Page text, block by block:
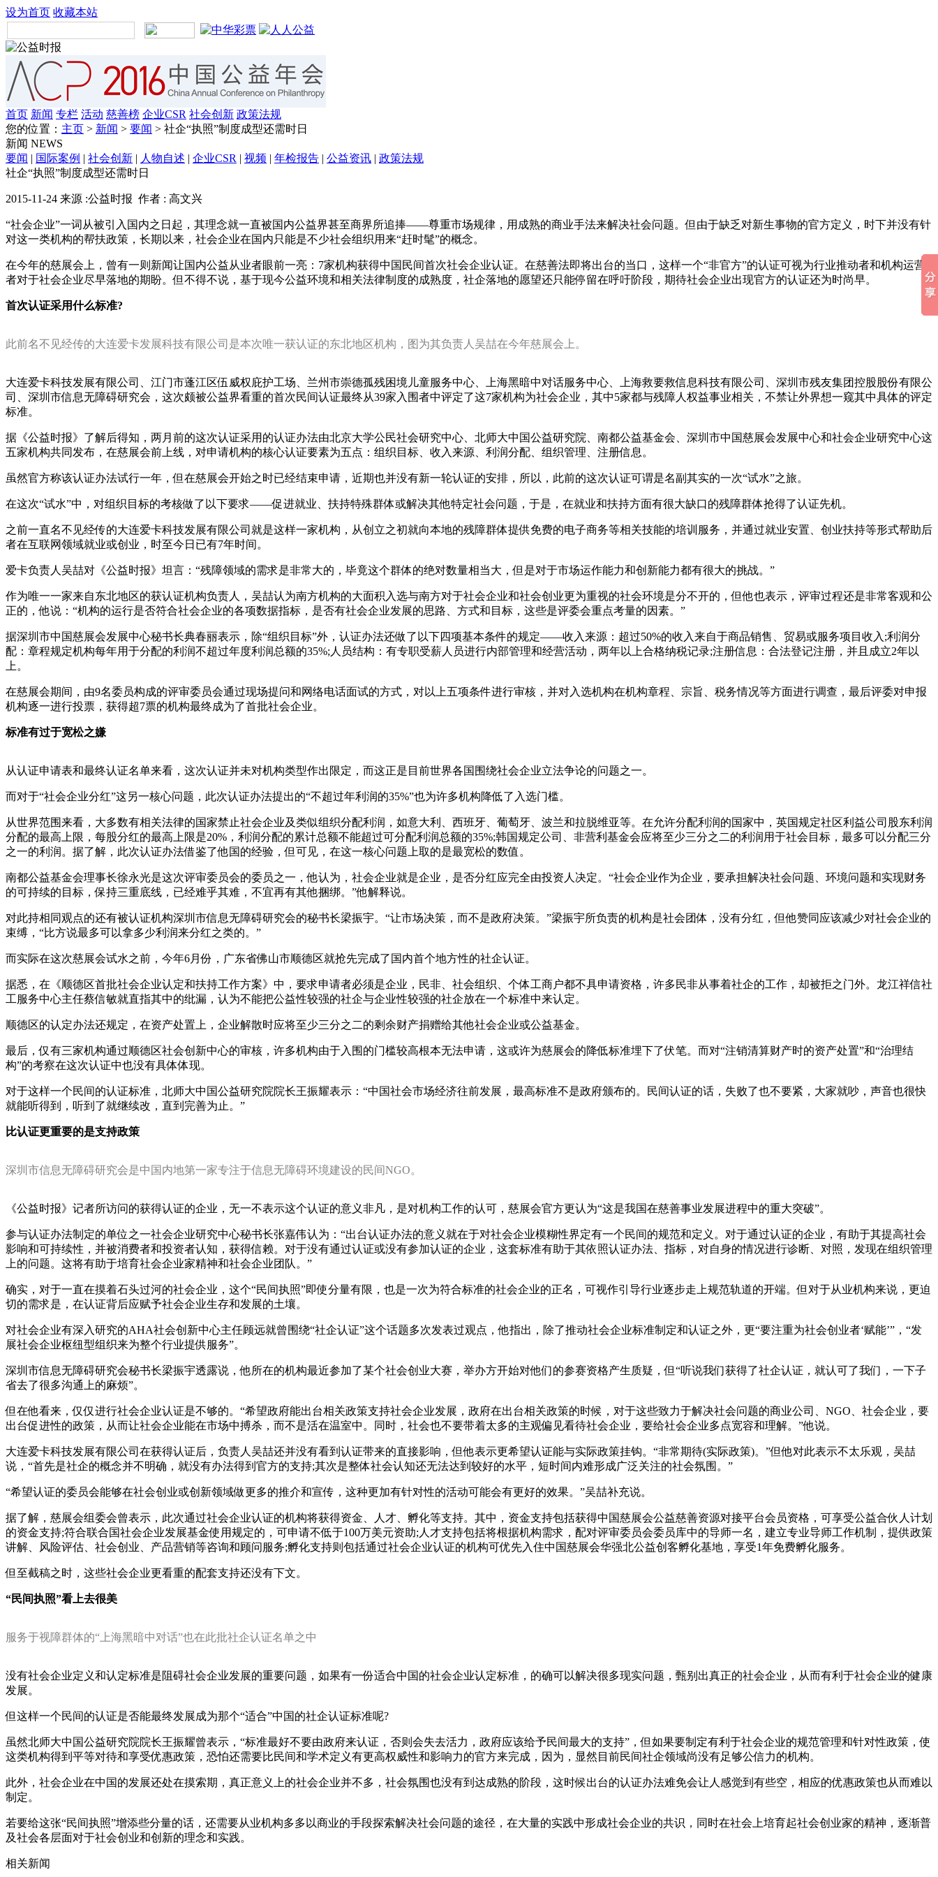
设为首页 收藏本站
首页 新闻 专栏 活动 慈善榜 企业CSR 社会创新 政策法规
您的位置： 主页 > 新闻 > 要闻 > 社企“执照”制度成型还需时日
新闻 NEWS
要闻 | 国际案例 | 社会创新 | 人物自述 | 企业CSR | 视频 | 年检报告 | 公益资讯 | 政策法规
社企“执照”制度成型还需时日
2015-11-24 来源 :公益时报 作者 : 高文兴
“社会企业”一词从被引入国内之日起，其理念就一直被国内公益界甚至商界所追捧——尊重市场规律，用成熟的商业手法来解决社会问题。但由于缺乏对新生事物的官方定义，时下并没有针
对这一类机构的帮扶政策，长期以来，社会企业在国内只能是不少社会组织用来“赶时髦”的概念。
在今年的慈展会上，曾有一则新闻让国内公益从业者眼前一亮：7家机构获得中国民间首次社会企业认证。在慈善法即将出台的当口，这样一个“非官方”的认证可视为行业推动者和机构运营
者对于社会企业尽早落地的期盼。但不得不说，基于现今公益环境和相关法律制度的成熟度，社企落地的愿望还只能停留在呼吁阶段，期待社会企业出现官方的认证还为时尚早。
首次认证采用什么标准?
此前名不见经传的大连爱卡发展科技有限公司是本次唯一获认证的东北地区机构，图为其负责人吴喆在今年慈展会上。
大连爱卡科技发展有限公司、江门市蓬江区伍威权庇护工场、兰州市崇德孤残困境儿童服务中心、上海黑暗中对话服务中心、上海救要救信息科技有限公司、深圳市残友集团控股股份有限公
司、深圳市信息无障碍研究会，这次颇被公益界看重的首次民间认证最终从39家入围者中评定了这7家机构为社会企业，其中5家都与残障人权益事业相关，不禁让外界想一窥其中具体的评定
标准。
据《公益时报》了解后得知，两月前的这次认证采用的认证办法由北京大学公民社会研究中心、北师大中国公益研究院、南都公益基金会、深圳市中国慈展会发展中心和社会企业研究中心这
五家机构共同发布，在慈展会前上线，对申请机构的核心认证要素为五点：组织目标、收入来源、利润分配、组织管理、注册信息。
虽然官方称该认证办法试行一年，但在慈展会开始之时已经结束申请，近期也并没有新一轮认证的安排，所以，此前的这次认证可谓是名副其实的一次“试水”之旅。
在这次“试水”中，对组织目标的考核做了以下要求——促进就业、扶持特殊群体或解决其他特定社会问题，于是，在就业和扶持方面有很大缺口的残障群体抢得了认证先机。
之前一直名不见经传的大连爱卡科技发展有限公司就是这样一家机构，从创立之初就向本地的残障群体提供免费的电子商务等相关技能的培训服务，并通过就业安置、创业扶持等形式帮助后
者在互联网领域就业或创业，时至今日已有7年时间。
爱卡负责人吴喆对《公益时报》坦言：“残障领域的需求是非常大的，毕竟这个群体的绝对数量相当大，但是对于市场运作能力和创新能力都有很大的挑战。”
作为唯一一家来自东北地区的获认证机构负责人，吴喆认为南方机构的大面积入选与南方对于社会企业和社会创业更为重视的社会环境是分不开的，但他也表示，评审过程还是非常客观和公
正的，他说：“机构的运行是否符合社会企业的各项数据指标，是否有社会企业发展的思路、方式和目标，这些是评委会重点考量的因素。”
据深圳市中国慈展会发展中心秘书长典春丽表示，除“组织目标”外，认证办法还做了以下四项基本条件的规定——收入来源：超过50%的收入来自于商品销售、贸易或服务项目收入;利润分
配：章程规定机构每年用于分配的利润不超过年度利润总额的35%;人员结构：有专职受薪人员进行内部管理和经营活动，两年以上合格纳税记录;注册信息：合法登记注册，并且成立2年以
上。
在慈展会期间，由9名委员构成的评审委员会通过现场提问和网络电话面试的方式，对以上五项条件进行审核，并对入选机构在机构章程、宗旨、税务情况等方面进行调查，最后评委对申报
机构逐一进行投票，获得超7票的机构最终成为了首批社会企业。
标准有过于宽松之嫌
从认证申请表和最终认证名单来看，这次认证并未对机构类型作出限定，而这正是目前世界各国围绕社会企业立法争论的问题之一。
而对于“社会企业分红”这另一核心问题，此次认证办法提出的“不超过年利润的35%”也为许多机构降低了入选门槛。
从世界范围来看，大多数有相关法律的国家禁止社会企业及类似组织分配利润，如意大利、西班牙、葡萄牙、波兰和拉脱维亚等。在允许分配利润的国家中，英国规定社区利益公司股东利润
分配的最高上限，每股分红的最高上限是20%，利润分配的累计总额不能超过可分配利润总额的35%;韩国规定公司、非营利基金会应将至少三分之二的利润用于社会目标，最多可以分配三分
之一的利润。据了解，此次认证办法借鉴了他国的经验，但可见，在这一核心问题上取的是最宽松的数值。
南都公益基金会理事长徐永光是这次评审委员会的委员之一，他认为，社会企业就是企业，是否分红应完全由投资人决定。“社会企业作为企业，要承担解决社会问题、环境问题和实现财务
的可持续的目标，保持三重底线，已经难乎其难，不宜再有其他捆绑。”他解释说。
对此持相同观点的还有被认证机构深圳市信息无障碍研究会的秘书长梁振宇。“让市场决策，而不是政府决策。”梁振宇所负责的机构是社会团体，没有分红，但他赞同应该减少对社会企业的
束缚，“比方说最多可以拿多少利润来分红之类的。”
而实际在这次慈展会试水之前，今年6月份，广东省佛山市顺德区就抢先完成了国内首个地方性的社企认证。
据悉，在《顺德区首批社会企业认定和扶持工作方案》中，要求申请者必须是企业，民非、社会组织、个体工商户都不具申请资格，许多民非从事着社企的工作，却被拒之门外。龙江祥信社
工服务中心主任蔡信敏就直指其中的纰漏，认为不能把公益性较强的社企与企业性较强的社企放在一个标准中来认定。
顺德区的认定办法还规定，在资产处置上，企业解散时应将至少三分之二的剩余财产捐赠给其他社会企业或公益基金。
最后，仅有三家机构通过顺德区社会创新中心的审核，许多机构由于入围的门槛较高根本无法申请，这或许为慈展会的降低标准埋下了伏笔。而对“注销清算财产时的资产处置”和“治理结
构”的考察在这次认证中也没有具体体现。
对于这样一个民间的认证标准，北师大中国公益研究院院长王振耀表示：“中国社会市场经济往前发展，最高标准不是政府颁布的。民间认证的话，失败了也不要紧，大家就吵，声音也很快
就能听得到，听到了就继续改，直到完善为止。”
比认证更重要的是支持政策
深圳市信息无障碍研究会是中国内地第一家专注于信息无障碍环境建设的民间NGO。
《公益时报》记者所访问的获得认证的企业，无一不表示这个认证的意义非凡，是对机构工作的认可，慈展会官方更认为“这是我国在慈善事业发展进程中的重大突破”。
参与认证办法制定的单位之一社会企业研究中心秘书长张嘉伟认为：“出台认证办法的意义就在于对社会企业模糊性界定有一个民间的规范和定义。对于通过认证的企业，有助于其提高社会
影响和可持续性，并被消费者和投资者认知，获得信赖。对于没有通过认证或没有参加认证的企业，这套标准有助于其依照认证办法、指标，对自身的情况进行诊断、对照，发现在组织管理
上的问题。这将有助于培育社会企业家精神和社会企业团队。”
确实，对于一直在摸着石头过河的社会企业，这个“民间执照”即使分量有限，也是一次为符合标准的社会企业的正名，可视作引导行业逐步走上规范轨道的开端。但对于从业机构来说，更迫
切的需求是，在认证背后应赋予社会企业生存和发展的土壤。
对社会企业有深入研究的AHA社会创新中心主任顾远就曾围绕“社企认证”这个话题多次发表过观点，他指出，除了推动社会企业标准制定和认证之外，更“要注重为社会创业者‘赋能’”，“发
展社会企业枢纽型组织来为整个行业提供服务”。
深圳市信息无障碍研究会秘书长梁振宇透露说，他所在的机构最近参加了某个社会创业大赛，举办方开始对他们的参赛资格产生质疑，但“听说我们获得了社企认证，就认可了我们，一下子
省去了很多沟通上的麻烦”。
但在他看来，仅仅进行社会企业认证是不够的。“希望政府能出台相关政策支持社会企业发展，政府在出台相关政策的时候，对于这些致力于解决社会问题的商业公司、NGO、社会企业，要
出台促进性的政策，从而让社会企业能在市场中搏杀，而不是活在温室中。同时，社会也不要带着太多的主观偏见看待社会企业，要给社会企业多点宽容和理解。”他说。
大连爱卡科技发展有限公司在获得认证后，负责人吴喆还并没有看到认证带来的直接影响，但他表示更希望认证能与实际政策挂钩。“非常期待(实际政策)。”但他对此表示不太乐观，吴喆
说，“首先是社企的概念并不明确，就没有办法得到官方的支持;其次是整体社会认知还无法达到较好的水平，短时间内难形成广泛关注的社会氛围。”
“希望认证的委员会能够在社会创业或创新领域做更多的推介和宣传，这种更加有针对性的活动可能会有更好的效果。”吴喆补充说。
据了解，慈展会组委会曾表示，此次通过社会企业认证的机构将获得资金、人才、孵化等支持。其中，资金支持包括获得中国慈展会公益慈善资源对接平台会员资格，可享受公益合伙人计划
的资金支持;符合联合国社会企业发展基金使用规定的，可申请不低于100万美元资助;人才支持包括将根据机构需求，配对评审委员会委员库中的导师一名，建立专业导师工作机制，提供政策
讲解、风险评估、社会创业、产品营销等咨询和顾问服务;孵化支持则包括通过社会企业认证的机构可优先入住中国慈展会华强北公益创客孵化基地，享受1年免费孵化服务。
但至截稿之时，这些社会企业更看重的配套支持还没有下文。
“民间执照”看上去很美
服务于视障群体的“上海黑暗中对话”也在此批社企认证名单之中
没有社会企业定义和认定标准是阻碍社会企业发展的重要问题，如果有一份适合中国的社会企业认定标准，的确可以解决很多现实问题，甄别出真正的社会企业，从而有利于社会企业的健康
发展。
但这样一个民间的认证是否能最终发展成为那个“适合”中国的社企认证标准呢?
虽然北师大中国公益研究院院长王振耀曾表示，“标准最好不要由政府来认证，否则会失去活力，政府应该给予民间最大的支持”，但如果要制定有利于社会企业的规范管理和针对性政策，使
这类机构得到平等对待和享受优惠政策，恐怕还需要比民间和学术定义有更高权威性和影响力的官方来完成，因为，显然目前民间社企领域尚没有足够公信力的机构。
此外，社会企业在中国的发展还处在摸索期，真正意义上的社会企业并不多，社会氛围也没有到达成熟的阶段，这时候出台的认证办法难免会让人感觉到有些空，相应的优惠政策也从而难以
制定。
若要给这张“民间执照”增添些分量的话，还需要从业机构多多以商业的手段探索解决社会问题的途径，在大量的实践中形成社会企业的共识，同时在社会上培育起社会创业家的精神，逐渐普
及社会各层面对于社会创业和创新的理念和实践。
相关新闻